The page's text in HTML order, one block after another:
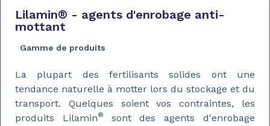
Lilamin® - agents d'enrobage anti-
mottant
Gamme de produits
La plupart des fertilisants solides ont une
tendance naturelle à motter lors du stockage et du
transport. Quelques soient vos contraintes, les
produits Lilamin® sont des agents d'enrobage